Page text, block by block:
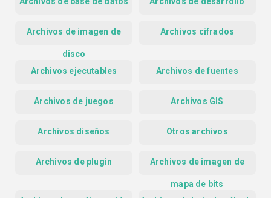
Archivos de imagen de
disco
Archivos cifrados
Archivos ejecutables Archivos de fuentes
Archivos de juegos Archivos GIS
Archivos diseños Otros archivos
Archivos de plugin Archivos de imagen de
mapa de bits